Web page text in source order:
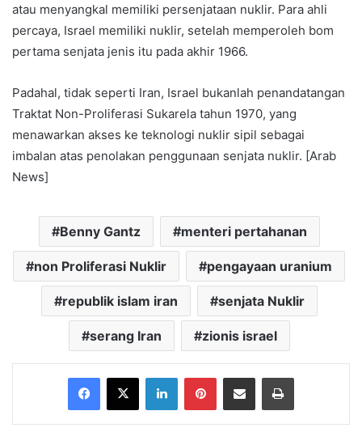
atau menyangkal memiliki persenjataan nuklir. Para ahli
percaya, Israel memiliki nuklir, setelah memperoleh bom
pertama senjata jenis itu pada akhir 1966.
Padahal, tidak seperti Iran, Israel bukanlah penandatangan
Traktat Non-Proliferasi Sukarela tahun 1970, yang
menawarkan akses ke teknologi nuklir sipil sebagai
imbalan atas penolakan penggunaan senjata nuklir. [Arab
News]
Benny Gantz menteri pertahanan
non Proliferasi Nuklir pengayaan uranium
republik islam iran senjata Nuklir
serang Iran zionis israel
Facebook
X LinkedInPinterestShare via Email Print